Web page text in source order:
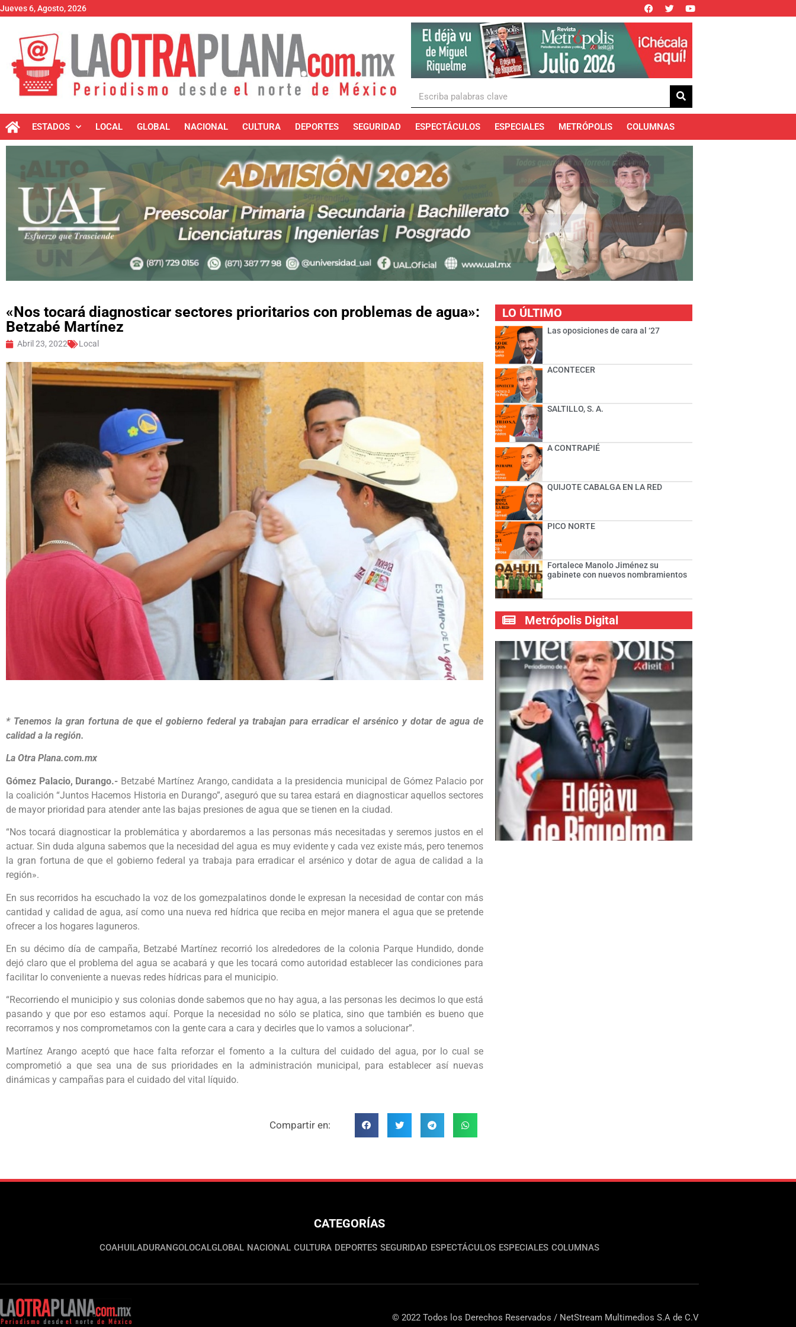
Jueves 6, Agosto, 2026
ESTADOS LOCAL GLOBAL NACIONAL CULTURA DEPORTES SEGURIDAD ESPECTÁCULOS ESPECIALES METRÓPOLIS COLUMNAS
«Nos tocará diagnosticar sectores prioritarios con problemas de agua»:
Betzabé Martínez
Abril 23, 2022 Local
* Tenemos la gran fortuna de que el gobierno federal ya trabajan para erradicar el arsénico y dotar de agua de
calidad a la región.
La Otra Plana.com.mx
Gómez Palacio, Durango.- Betzabé Martínez Arango, candidata a la presidencia municipal de Gómez Palacio por
la coalición “Juntos Hacemos Historia en Durango”, aseguró que su tarea estará en diagnosticar aquellos sectores
de mayor prioridad para atender ante las bajas presiones de agua que se tienen en la ciudad.
“Nos tocará diagnosticar la problemática y abordaremos a las personas más necesitadas y seremos justos en el
actuar. Sin duda alguna sabemos que la necesidad del agua es muy evidente y cada vez existe más, pero tenemos
la gran fortuna de que el gobierno federal ya trabaja para erradicar el arsénico y dotar de agua de calidad a la
región».
En sus recorridos ha escuchado la voz de los gomezpalatinos donde le expresan la necesidad de contar con más
cantidad y calidad de agua, así como una nueva red hídrica que reciba en mejor manera el agua que se pretende
ofrecer a los hogares laguneros.
En su décimo día de campaña, Betzabé Martínez recorrió los alrededores de la colonia Parque Hundido, donde
dejó claro que el problema del agua se acabará y que les tocará como autoridad establecer las condiciones para
facilitar lo conveniente a nuevas redes hídricas para el municipio.
“Recorriendo el municipio y sus colonias donde sabemos que no hay agua, a las personas les decimos lo que está
pasando y que por eso estamos aquí. Porque la necesidad no sólo se platica, sino que también es bueno que
recorramos y nos comprometamos con la gente cara a cara y decirles que lo vamos a solucionar”.
Martínez Arango aceptó que hace falta reforzar el fomento a la cultura del cuidado del agua, por lo cual se
comprometió a que sea una de sus prioridades en la administración municipal, para establecer así nuevas
dinámicas y campañas para el cuidado del vital líquido.
Compartir en:
LO ÚLTIMO
Las oposiciones de cara al ‘27
ACONTECER
SALTILLO, S. A.
A CONTRAPIÉ
QUIJOTE CABALGA EN LA RED
PICO NORTE
Fortalece Manolo Jiménez su
gabinete con nuevos nombramientos
Metrópolis Digital
CATEGORÍAS
COAHUILADURANGOLOCALGLOBAL NACIONAL CULTURA DEPORTES SEGURIDAD ESPECTÁCULOS ESPECIALES COLUMNAS
© 2022 Todos los Derechos Reservados / NetStream Multimedios S.A de C.V